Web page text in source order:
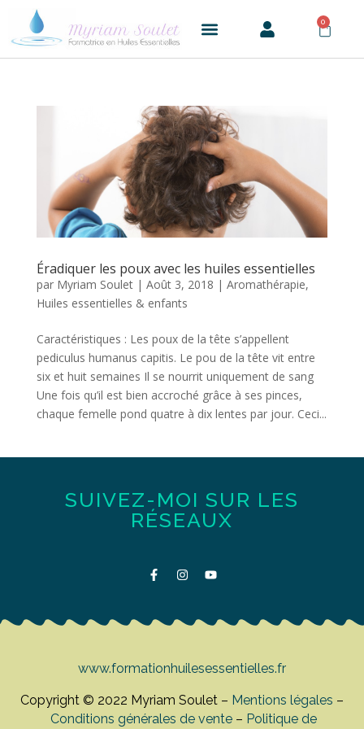
0
Éradiquer les poux avec les huiles essentielles
par Myriam Soulet| Août 3, 2018 | Aromathérapie,
Huiles essentielles & enfants
Caractéristiques : Les poux de la tête s’appellent
pediculus humanus capitis. Le pou de la tête vit entre
six et huit semaines Il se nourrit uniquement de sang
Une fois qu’il est bien accroché grâce à ses pinces,
chaque femelle pond quatre à dix lentes par jour. Ceci...
SUIVEZ-MOI SUR LES
RÉSEAUX
www.formationhuilesessentielles.fr
Copyright © 2022 Myriam Soulet – Mentions légales –
Conditions générales de vente – Politique de